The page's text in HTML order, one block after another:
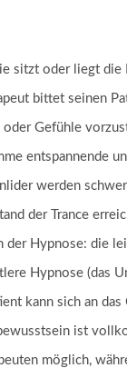
sitzt oder liegt
bittet seinen
Gefühle
entspannende
werden
der Trance
der Hypnose: die
Hypnose (das
kann sich an das
ist
möglich,